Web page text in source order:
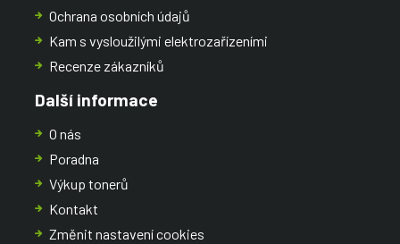
Ochrana osobních údajů
Kam s vysloužilými elektrozařízeními
Recenze zákazníků
Další informace
O nás
Poradna
Výkup tonerů
Kontakt
Změnit nastavení cookies